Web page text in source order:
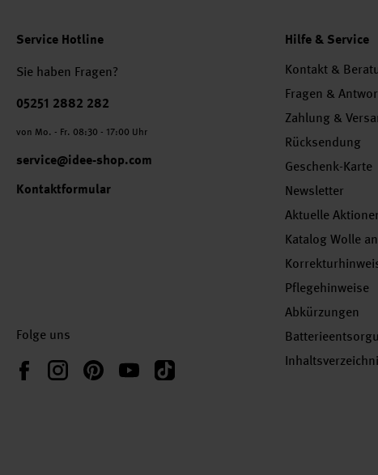
Service Hotline
Sie haben Fragen?
Telefonnummer
05251 2882 282
von Mo. - Fr. 08:30 - 17:00 Uhr
service@idee-shop.com
Kontaktformular
Folge uns
FacebookInstagramPinterestYouTubeTikTok
Hilfe & Service
Kontakt &
Fragen &
Zahlung &
Rücksendung
Geschenk-Karte
Newsletter
Aktuelle
Katalog Wolle
Pflegehinweise
Abkürzungen